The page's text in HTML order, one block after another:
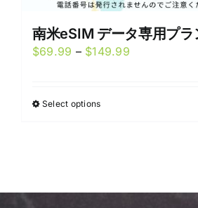
南米eSIM データ専用プラ
$69.99 – $149.99Price
Select optionsThis